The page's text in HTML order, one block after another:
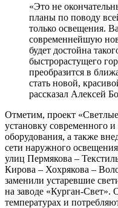
«Это не
планы по поводу
только освещения.
современнейшую
будет достойна
быстрорастущего
преобразится в
стать новой,
рассказал Алексей
Отметим, проект
установку современного
оборудования, а также
сети наружного
улиц Пермякова –
Кирова – Хохрякова –
заменили устаревшие
на заводе «Курган-
температурах и